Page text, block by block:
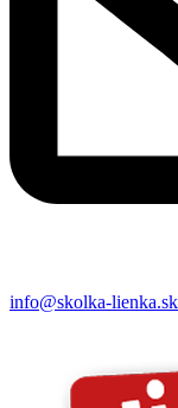
info@skolka-lienka.sk